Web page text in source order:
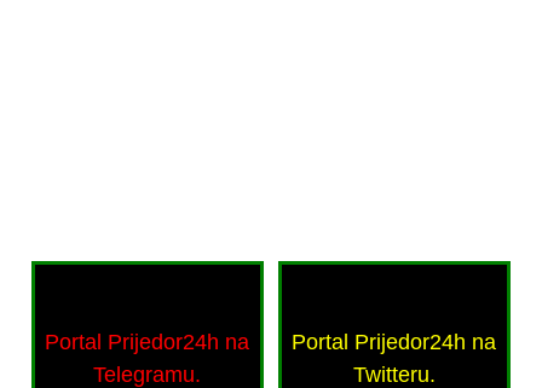
Portal Prijedor24h na
Telegramu.
Portal Prijedor24h na
Twitteru.